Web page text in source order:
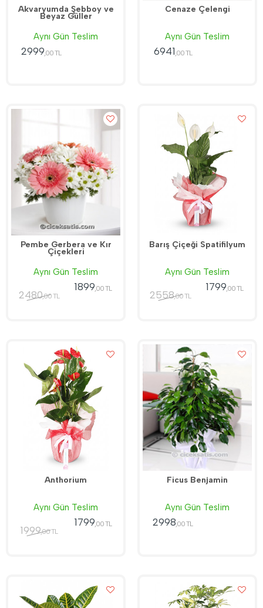
Akvaryumda Şebboy ve
Beyaz Güller
Aynı Gün Teslim
2999,00 TL
Cenaze Çelengi
Aynı Gün Teslim
6941,00 TL
Pembe Gerbera ve Kır
Çiçekleri
Aynı Gün Teslim
2480,00 TL
1899,00 TL
Barış Çiçeği Spatifilyum
Aynı Gün Teslim
2558,00 TL
1799,00 TL
Anthorium
Aynı Gün Teslim
1999,00 TL
1799,00 TL
Ficus Benjamin
Aynı Gün Teslim
2998,00 TL